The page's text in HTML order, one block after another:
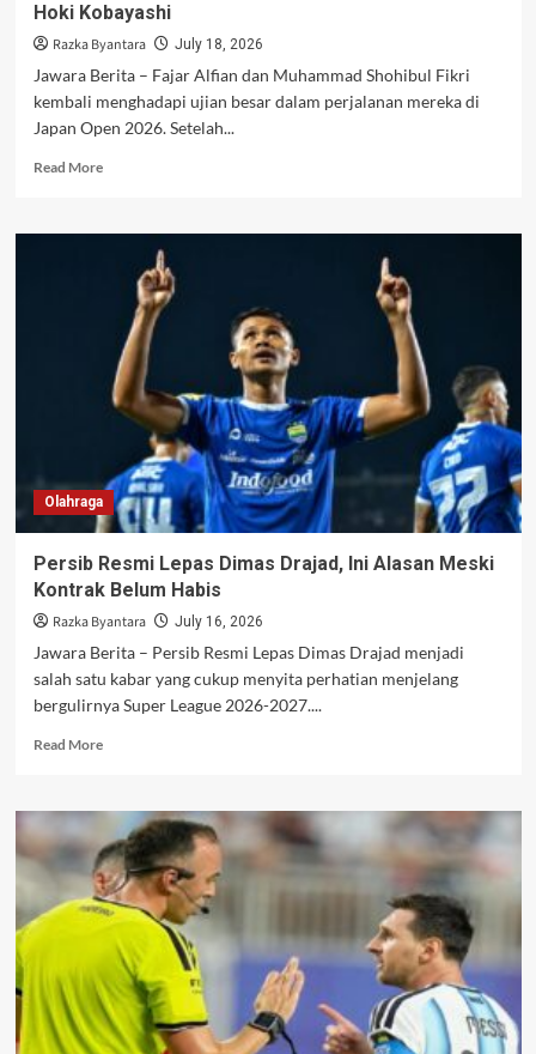
Hoki Kobayashi
Razka Byantara July 18, 2026
Jawara Berita – Fajar Alfian dan Muhammad Shohibul Fikri
kembali menghadapi ujian besar dalam perjalanan mereka di
Japan Open 2026. Setelah...
Read MoreRead
Lima
Penting
Jelang
Duel
Fajar
Fikri
Kontra
Hoki
Kobayashi
Olahraga
Persib Resmi Lepas Dimas Drajad, Ini Alasan Meski
Kontrak Belum Habis
Razka Byantara July 16, 2026
Jawara Berita – Persib Resmi Lepas Dimas Drajad menjadi
salah satu kabar yang cukup menyita perhatian menjelang
bergulirnya Super League 2026-2027....
Read MoreRead
Persib
Resmi
Lepas
Dimas
Drajad,
Ini
Alasan
Meski
Kontrak
Belum
Habis